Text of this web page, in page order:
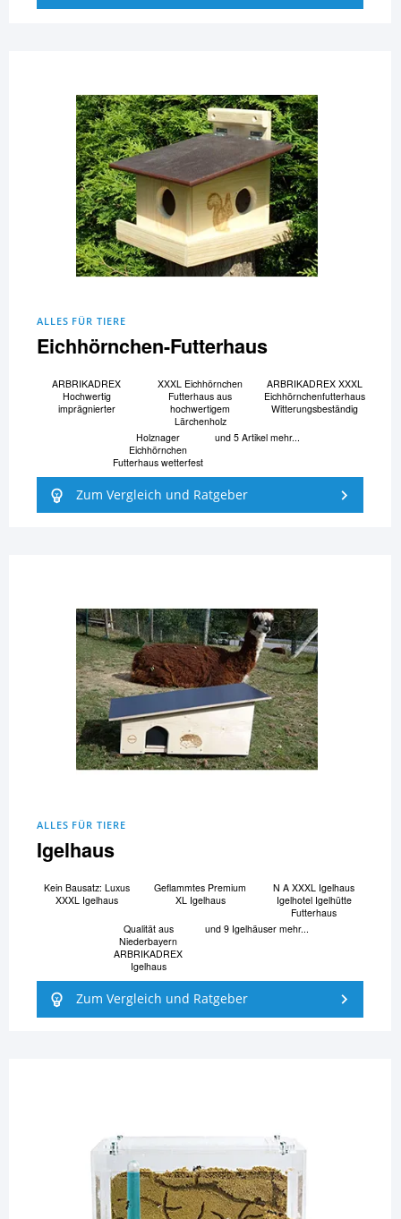
ALLES FÜR TIERE
Eichhörnchen-Futterhaus
ARBRIKADREX
Hochwertig
imprägnierter
XXXL Eichhörnchen
Futterhaus aus
hochwertigem
Lärchenholz
ARBRIKADREX XXXL
Eichhörnchenfutterhaus
Witterungsbeständig
Holznager
Eichhörnchen
Futterhaus wetterfest
und 5 Artikel mehr...
Zum Vergleich und Ratgeber
ALLES FÜR TIERE
Igelhaus
Kein Bausatz: Luxus
XXXL Igelhaus
Geflammtes Premium
XL Igelhaus
N A XXXL Igelhaus
Igelhotel Igelhütte
Futterhaus
Qualität aus
Niederbayern
ARBRIKADREX
Igelhaus
und 9 Igelhäuser mehr...
Zum Vergleich und Ratgeber